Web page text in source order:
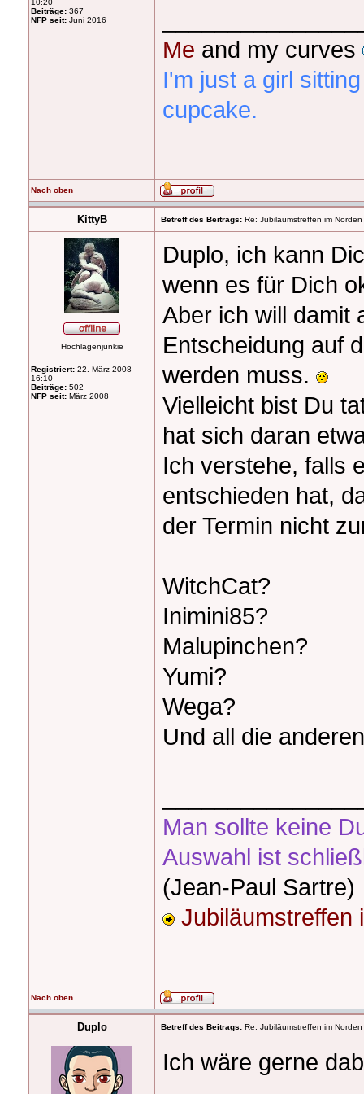
10:20
Beiträge: 367
NFP seit: Juni 2016
Me and my curves
I'm just a girl
cupcake.
Nach oben
KittyB Betreff des Beitrags: Re: Jubiläumstreffen im Norden
Hochlagenjunkie
Registriert: 22. März 2008
16:10
Beiträge: 502
NFP seit: März 2008
Duplo, ich kann
wenn es für Dich
Aber ich will damit
Entscheidung auf
werden muss.
Vielleicht bist Du
hat sich daran
Ich verstehe, falls
entschieden hat,
der Termin nicht
WitchCat?
Inimini85?
Malupinchen?
Yumi?
Wega?
Und all die
Man sollte keine
Auswahl ist
(Jean-Paul Sartre)
Jubiläumstreffen
Nach oben
Duplo Betreff des Beitrags: Re: Jubiläumstreffen im Norden
Ich wäre gerne